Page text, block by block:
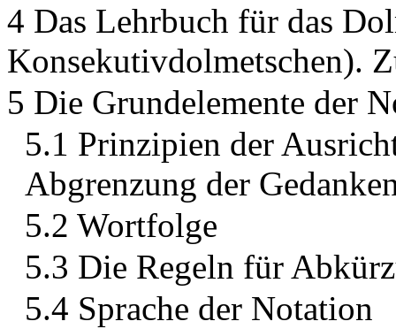
4 Das Lehrbuch für das
Konsekutivdolmetschen).
5 Die Grundelemente der
5.1 Prinzipien der
Abgrenzung der
5.2 Wortfolge
5.3 Die Regeln für
5.4 Sprache der Notation